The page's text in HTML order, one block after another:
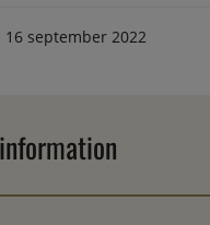
16 september 2022